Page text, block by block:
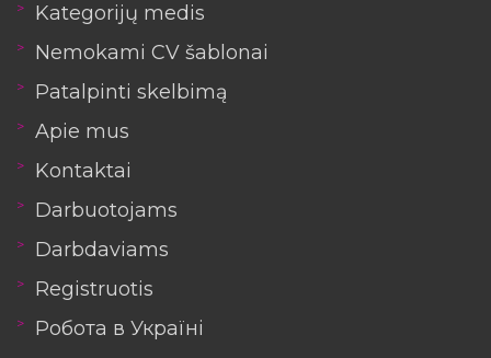
Kategorijų medis
Nemokami CV šablonai
Patalpinti skelbimą
Apie mus
Kontaktai
Darbuotojams
Darbdaviams
Registruotis
Робота в Україні